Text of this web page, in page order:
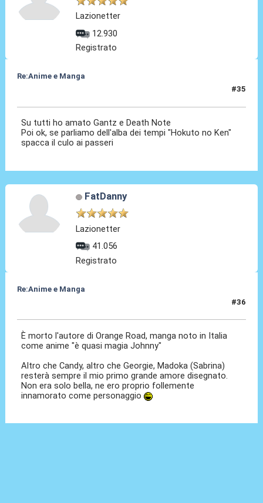
Lazionetter
12.930
Registrato
Re:Anime e Manga
#35
Su tutti ho amato Gantz e Death Note
Poi ok, se parliamo dell'alba dei tempi "Hokuto no Ken"
spacca il culo ai passeri
FatDanny
Lazionetter
41.056
Registrato
Re:Anime e Manga
#36
È morto l'autore di Orange Road, manga noto in Italia
come anime "è quasi magia Johnny"
Altro che Candy, altro che Georgie, Madoka (Sabrina)
resterà sempre il mio primo grande amore disegnato.
Non era solo bella, ne ero proprio follemente
innamorato come personaggio